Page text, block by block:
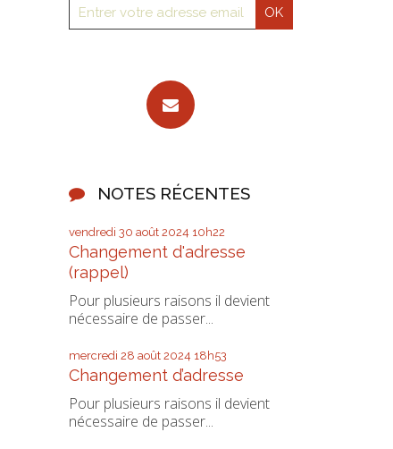
NOTES RÉCENTES
vendredi 30 août 2024 10h22
Changement d'adresse
(rappel)
Pour plusieurs raisons il devient
nécessaire de passer...
mercredi 28 août 2024 18h53
Changement d’adresse
Pour plusieurs raisons il devient
nécessaire de passer...